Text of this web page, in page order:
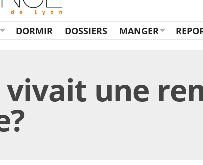
DORMIR DOSSIERS MANGER
vivait une